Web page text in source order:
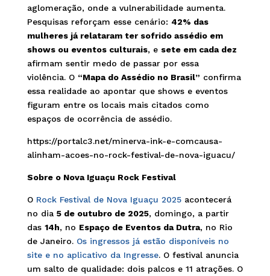
aglomeração, onde a vulnerabilidade aumenta.
Pesquisas reforçam esse cenário: 42% das
mulheres já relataram ter sofrido assédio em
shows ou eventos culturais, e sete em cada dez
afirmam sentir medo de passar por essa
violência. O “Mapa do Assédio no Brasil” confirma
essa realidade ao apontar que shows e eventos
figuram entre os locais mais citados como
espaços de ocorrência de assédio.
https://portalc3.net/minerva-ink-e-comcausa-
alinham-acoes-no-rock-festival-de-nova-iguacu/
Sobre o Nova Iguaçu Rock Festival
O Rock Festival de Nova Iguaçu 2025acontecerá
no dia 5 de outubro de 2025, domingo, a partir
das 14h, no Espaço de Eventos da Dutra, no Rio
de Janeiro. Os ingressos já estão disponíveis no
site e no aplicativo da Ingresse. O festival anuncia
um salto de qualidade: dois palcos e 11 atrações. O